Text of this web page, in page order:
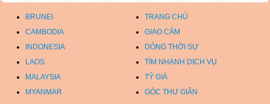
BRUNEI
TRANG CHỦ
CAMBODIA
GIAO CẢM
INDONESIA
DÒNG THỜI SỰ
LAOS
TÌM NHANH DỊCH VỤ
MALAYSIA
TỶ GIÁ
MYANMAR
GÓC THƯ GIÃN